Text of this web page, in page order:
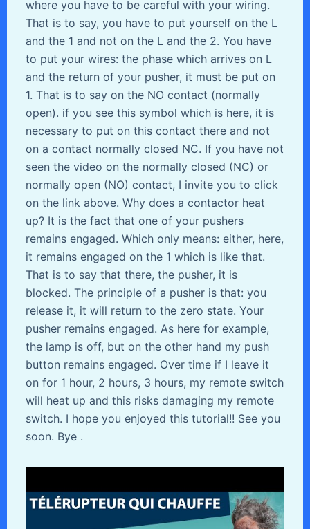
where you have to be careful with your wiring.
That is to say, you have to put yourself on the L
and the 1 and not on the L and the 2. You have
to put your wires: the phase which arrives on L
and the return of your pusher, it must be put on
1. That is to say on the NO contact (normally
open). if you see this symbol which is here, it is
necessary to put on this contact there and not
on a contact normally closed NC. If you have not
seen the video on the normally closed (NC) or
normally open (NO) contact, I invite you to click
on the link above. Why does a contactor heat
up? It is the fact that one of your pushers
remains engaged. Which only means: either, here,
it remains engaged on the 1 which is like that.
That is to say that there, the pusher, it is
blocked. The principle of a pusher is that: you
release it, it will return to the zero state. Your
pusher remains engaged. As here for example,
the lamp is off, but on the other hand my push
button remains engaged. Over time if I leave it
on for 1 hour, 2 hours, 3 hours, my remote switch
will heat up and this risks damaging my remote
switch. I hope you enjoyed this tutorial!! See you
soon. Bye .